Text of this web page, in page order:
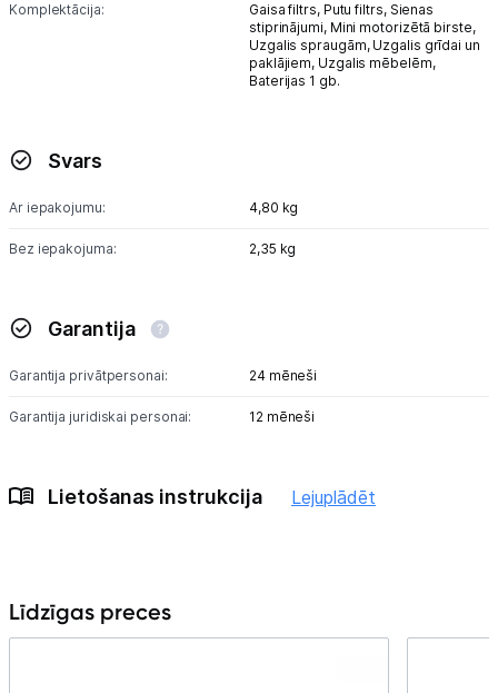
Komplektācija: Gaisa filtrs, Putu filtrs, Sienas
stiprinājumi, Mini motorizētā birste,
Uzgalis spraugām, Uzgalis grīdai un
paklājiem, Uzgalis mēbelēm,
Baterijas 1 gb.
Svars
Ar iepakojumu: 4,80 kg
Bez iepakojuma: 2,35 kg
Garantija
Garantija privātpersonai: 24 mēneši
Garantija juridiskai personai: 12 mēneši
Lietošanas instrukcija Lejuplādēt
Līdzīgas preces